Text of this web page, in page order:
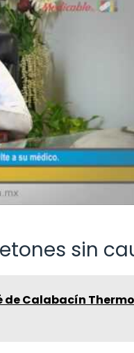
sin
de Calabacín